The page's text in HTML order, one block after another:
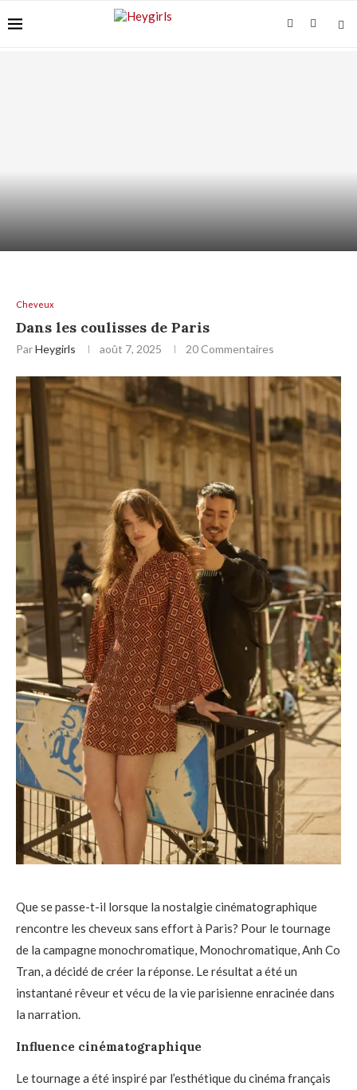
Cheveux
Dans les coulisses de Paris
ParHeygirls août 7, 2025 20 Commentaires
Que se passe-t-il lorsque la nostalgie cinématographique
rencontre les cheveux sans effort à Paris? Pour le tournage
de la campagne monochromatique, Monochromatique, Anh Co
Tran, a décidé de créer la réponse. Le résultat a été un
instantané rêveur et vécu de la vie parisienne enracinée dans
la narration.
Influence cinématographique
Le tournage a été inspiré par l’esthétique du cinéma français